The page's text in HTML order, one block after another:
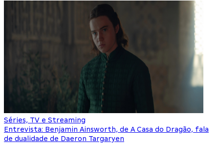
Séries, TV e Streaming
Entrevista: Benjamin Ainsworth, de A Casa do Dragão, fala
de dualidade de Daeron Targaryen